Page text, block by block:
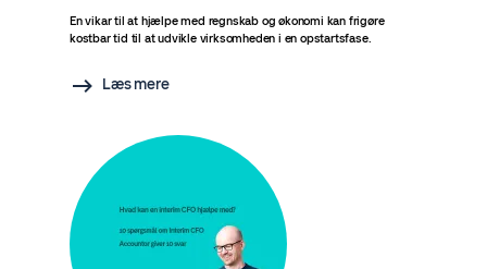
En vikar til at hjælpe med regnskab og økonomi kan frigøre
kostbar tid til at udvikle virksomheden i en opstartsfase.
Læs mere